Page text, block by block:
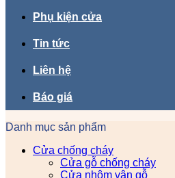
Phụ kiện cửa
Tin tức
Liên hệ
Báo giá
Danh mục sản phẩm
Cửa chống cháy
Cửa gỗ chống cháy
Cửa nhôm vân gỗ